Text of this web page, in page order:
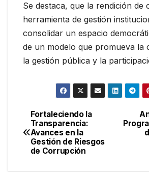
Se destaca, que la rendición de
herramienta de gestión
consolidar un espacio
de un modelo que promueva la
la gestión pública y la
Navegación
de
entradas
Fortaleciendo la
Transparencia:
Avances en la
Gestión de Riesgos
de Corrupción